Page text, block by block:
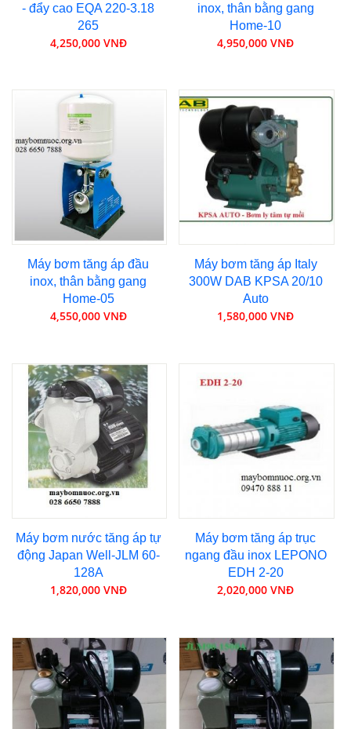
- đẩy cao EQA 220-3.18
265
4,250,000 VNĐ
inox, thân bằng gang
Home-10
4,950,000 VNĐ
Máy bơm tăng áp đầu
inox, thân bằng gang
Home-05
4,550,000 VNĐ
Máy bơm tăng áp Italy
300W DAB KPSA 20/10
Auto
1,580,000 VNĐ
Máy bơm nước tăng áp tự
động Japan Well-JLM 60-
128A
1,820,000 VNĐ
Máy bơm tăng áp trục
ngang đầu inox LEPONO
EDH 2-20
2,020,000 VNĐ